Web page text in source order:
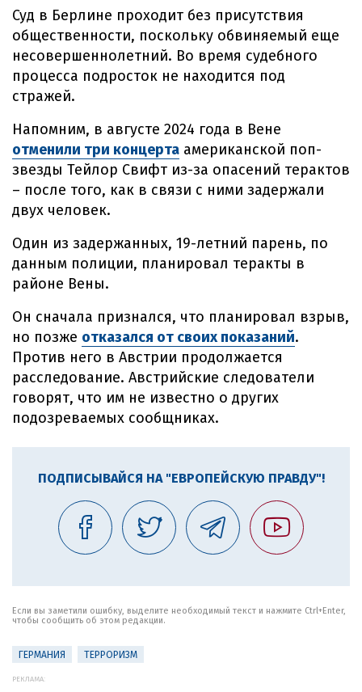
Суд в Берлине проходит без присутствия
общественности, поскольку обвиняемый еще
несовершеннолетний. Во время судебного
процесса подросток не находится под
стражей.
Напомним, в августе 2024 года в Вене
отменили три концерта американской поп-
звезды Тейлор Свифт из-за опасений терактов
– после того, как в связи с ними задержали
двух человек.
Один из задержанных, 19-летний парень, по
данным полиции, планировал теракты в
районе Вены.
Он сначала признался, что планировал взрыв,
но позже отказался от своих показаний.
Против него в Австрии продолжается
расследование. Австрийские следователи
говорят, что им не известно о других
подозреваемых сообщниках.
ПОДПИСЫВАЙСЯ НА "ЕВРОПЕЙСКУЮ ПРАВДУ"!
Если вы заметили ошибку, выделите необходимый текст и нажмите Ctrl+Enter,
чтобы сообщить об этом редакции.
ГЕРМАНИЯ ТЕРРОРИЗМ
РЕКЛАМА: